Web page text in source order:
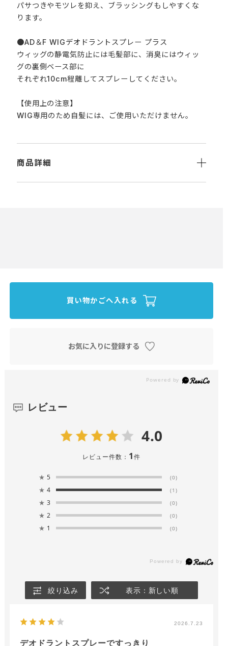
パサつきやモツレを抑え、ブラッシングもしやすくな
ります。
●AD＆F WIGデオドラントスプレー プラス
ウィッグの静電気防止には毛髪部に、消臭にはウィッ
グの裏側ベース部に
それぞれ10cm程離してスプレーしてください。
【使用上の注意】
WIG専用のため自髪には、ご使用いただけません。
商品詳細
買い物かごへ入れる
お気に入りに登録する
レビュー
4.0
レビュー件数： 1件
★ 5 (0)
★ 4 (1)
★ 3 (0)
★ 2 (0)
★ 1 (0)
絞り込み 表示：新しい順
2026.7.23
デオドラントスプレーですっきり